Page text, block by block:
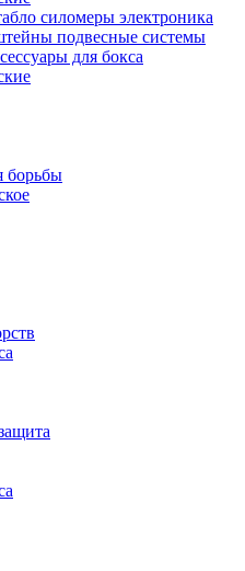
силомеры электроника
подвесные системы
для бокса
борьбы